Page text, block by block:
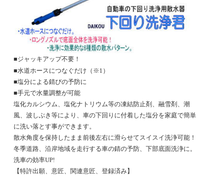
■ジャッキアップ不要！
■水道ホースにつなぐだけ
（※1）
■塩分による錆びの予防に
■手元で水量調整が可能
塩化カルシウム、塩化ナトリウム等の凍結防止剤、融雪剤、潮
風、波しぶき等により、車の下回りに付着した塩分を家庭で簡単
に洗い落とす事ができます。
散水角度を保持したまま前後左右に滑らせてスイスイ洗浄可能！
冬季道路、沿岸地域を走行する車の錆の予防、下部底面洗浄に。
洗車の効率UP!
【特許出願、意匠、関連意匠、登録済み】